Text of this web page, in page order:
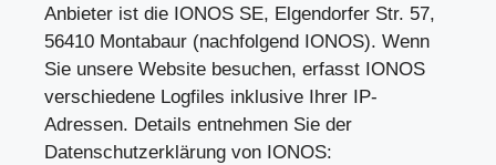
Anbieter ist die IONOS SE, Elgendorfer Str. 57,
56410 Montabaur (nachfolgend IONOS). Wenn
Sie unsere Website besuchen, erfasst IONOS
verschiedene Logfiles inklusive Ihrer IP-
Adressen. Details entnehmen Sie der
Datenschutzerklärung von IONOS: